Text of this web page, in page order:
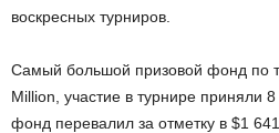
воскресных турниров.
Самый большой призовой фонд по
Million, участие в турнире приняли
фонд перевалил за отметку в $1